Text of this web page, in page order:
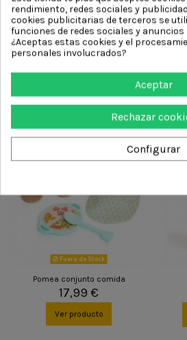
Fuera de Stock
Pomea conjunto comida
17,99 €
Ver producto
rendimiento, redes sociales y
cookies publicitarias de terceros se
funciones de redes sociales y
¿Aceptas estas cookies y el
personales involucrados?
Aceptar
Rechazar
Configurar